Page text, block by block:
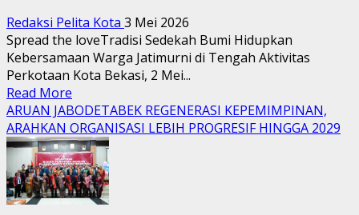
Redaksi Pelita Kota 3 Mei 2026
Spread the loveTradisi Sedekah Bumi Hidupkan
Kebersamaan Warga Jatimurni di Tengah Aktivitas
Perkotaan Kota Bekasi, 2 Mei...
Read More
more
about
Tradisi
Sedekah
Bumi
Hidupkan
ARUAN JABODETABEK REGENERASI KEPEMIMPINAN,
ARAHKAN ORGANISASI LEBIH PROGRESIF HINGGA 2029